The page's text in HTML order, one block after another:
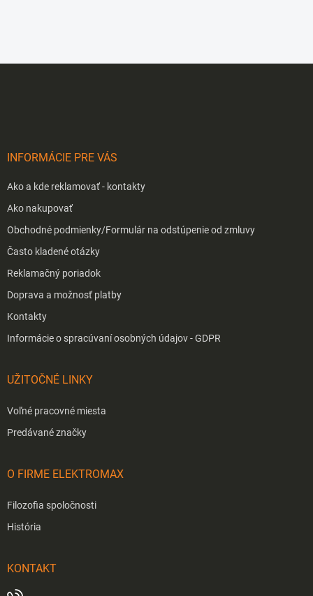
INFORMÁCIE PRE VÁS
Ako a kde reklamovať - kontakty
Ako nakupovať
Obchodné podmienky/Formulár na odstúpenie od zmluvy
Často kladené otázky
Reklamačný poriadok
Doprava a možnosť platby
Kontakty
Informácie o spracúvaní osobných údajov - GDPR
UŽITOČNÉ LINKY
Voľné pracovné miesta
Predávané značky
O FIRME ELEKTROMAX
Filozofia spoločnosti
História
KONTAKT